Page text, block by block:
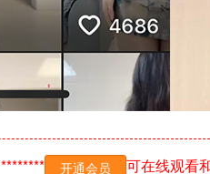
******** 开通会员 可在线观看